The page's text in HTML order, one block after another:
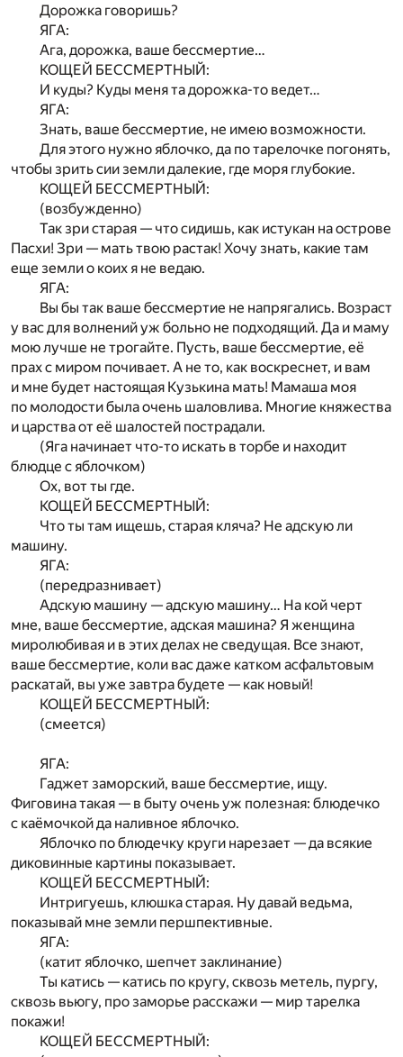
Дорожка говоришь?
ЯГА:
Ага, дорожка, ваше бессмертие…
КОЩЕЙ БЕССМЕРТНЫЙ:
И куды? Куды меня та дорожка-то ведет…
ЯГА:
Знать, ваше бессмертие, не имею возможности.
Для этого нужно яблочко, да по тарелочке погонять,
чтобы зрить сии земли далекие, где моря глубокие.
КОЩЕЙ БЕССМЕРТНЫЙ:
(возбужденно)
Так зри старая — что сидишь, как истукан на острове
Пасхи! Зри — мать твою растак! Хочу знать, какие там
еще земли о коих я не ведаю.
ЯГА:
Вы бы так ваше бессмертие не напрягались. Возраст
у вас для волнений уж больно не подходящий. Да и маму
мою лучше не трогайте. Пусть, ваше бессмертие, её
прах с миром почивает. А не то, как воскреснет, и вам
и мне будет настоящая Кузькина мать! Мамаша моя
по молодости была очень шаловлива. Многие княжества
и царства от её шалостей пострадали.
(Яга начинает что-то искать в торбе и находит
блюдце с яблочком)
Ох, вот ты где.
КОЩЕЙ БЕССМЕРТНЫЙ:
Что ты там ищешь, старая кляча? Не адскую ли
машину.
ЯГА:
(передразнивает)
Адскую машину — адскую машину… На кой черт
мне, ваше бессмертие, адская машина? Я женщина
миролюбивая и в этих делах не сведущая. Все знают,
ваше бессмертие, коли вас даже катком асфальтовым
раскатай, вы уже завтра будете — как новый!
КОЩЕЙ БЕССМЕРТНЫЙ:
(смеется)
ЯГА:
Гаджет заморский, ваше бессмертие, ищу.
Фиговина такая — в быту очень уж полезная: блюдечко
с каёмочкой да наливное яблочко.
Яблочко по блюдечку круги нарезает — да всякие
диковинные картины показывает.
КОЩЕЙ БЕССМЕРТНЫЙ:
Интригуешь, клюшка старая. Ну давай ведьма,
показывай мне земли першпективные.
ЯГА:
(катит яблочко, шепчет заклинание)
Ты катись — катись по кругу, сквозь метель, пургу,
сквозь вьюгу, про заморье расскажи — мир тарелка
покажи!
КОЩЕЙ БЕССМЕРТНЫЙ: